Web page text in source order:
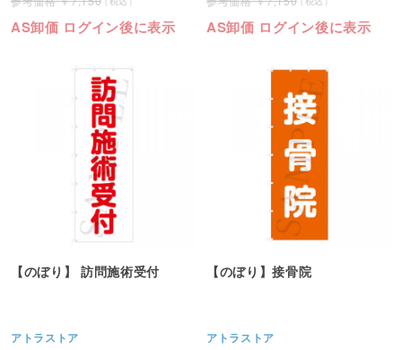
AS卸価 ログイン後に表示 AS卸価 ログイン後に表示
【のぼり】 訪問施術受付
アトラストア
【のぼり】接骨院
アトラストア